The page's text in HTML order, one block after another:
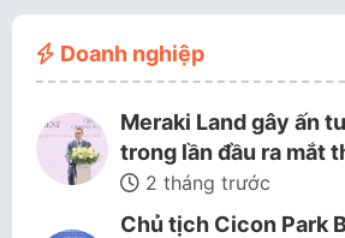
Doanh nghiệp
Meraki Land gây ấn
trong lần đầu ra mắt
2 tháng trước
Chủ tịch Cicon Park